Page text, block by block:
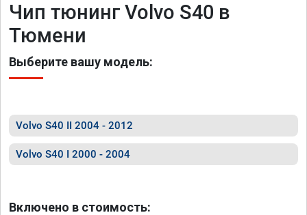
Чип тюнинг Volvo S40 в
Тюмени
Выберите вашу модель:
Volvo S40 II 2004 - 2012
Volvo S40 I 2000 - 2004
Включено в стоимость: